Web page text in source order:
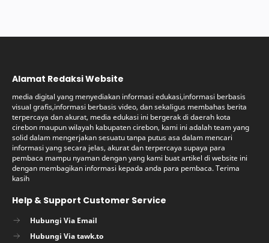
Alamat Redaksi Website
media digital yang menyediakan informasi edukasi,informasi berbasis
visual grafis,informasi berbasis video, dan sekaligus membahas berita
terpercaya dan akurat, media edukasi ini bergerak di daerah kota
cirebon maupun wilayah kabupaten cirebon, kami ini adalah team yang
solid dalam mengerjakan sesuatu tanpa putus asa dalam mencari
informasi yang secara jelas, akurat dan terpercaya supaya para
pembaca mampu nyaman dengan yang kami buat artikel di website ini
dengan membagikan informasi kepada anda para pembaca. Terima
kasih
Help & Support Customer Service
Hubungi Via Email
Hubungi Via tawk.to